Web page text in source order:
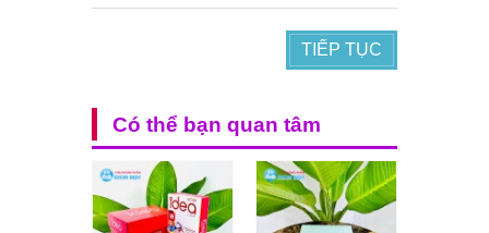
TIẾP TỤC
Có thể bạn quan tâm